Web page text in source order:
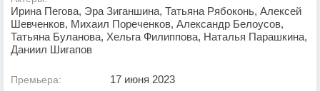
Ирина Пегова, Эра Зиганшина, Татьяна Рябоконь, Алексей
Шевченков, Михаил Пореченков, Александр Белоусов,
Татьяна Буланова, Хельга Филиппова, Наталья Парашкина,
Даниил Шигапов
Премьера: 17 июня 2023